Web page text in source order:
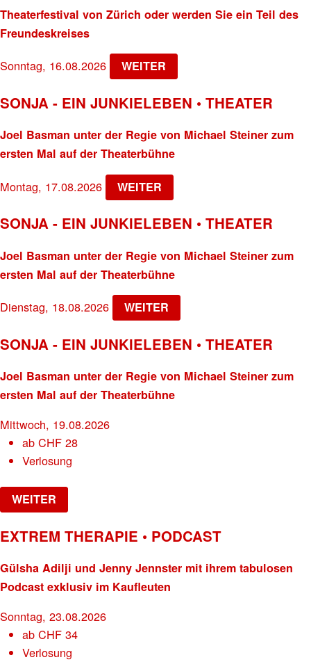
Theaterfestival von Zürich oder werden Sie ein Teil des
Freundeskreises
Sonntag, 16.08.2026 WEITER
SONJA - EIN JUNKIELEBEN • THEATER
Joel Basman unter der Regie von Michael Steiner zum
ersten Mal auf der Theaterbühne
Montag, 17.08.2026 WEITER
SONJA - EIN JUNKIELEBEN • THEATER
Joel Basman unter der Regie von Michael Steiner zum
ersten Mal auf der Theaterbühne
Dienstag, 18.08.2026 WEITER
SONJA - EIN JUNKIELEBEN • THEATER
Joel Basman unter der Regie von Michael Steiner zum
ersten Mal auf der Theaterbühne
Mittwoch, 19.08.2026
abCHF 28
Verlosung
WEITER
EXTREM THERAPIE • PODCAST
Gülsha Adilji und Jenny Jennster mit ihrem tabulosen
Podcast exklusiv im Kaufleuten
Sonntag, 23.08.2026
abCHF 34
Verlosung